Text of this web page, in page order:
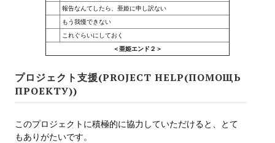
報告なんてしたら、亜姫に申し訳ない
もう我慢できない
これぐらいにしておく
＜亜姫エンド２＞
プロジェクト支援(PROJECT HELP(ПОМОЩЬ
ПРОЕКТУ))
このプロジェクトに積極的に協力していただけると、とて
もありがたいです。